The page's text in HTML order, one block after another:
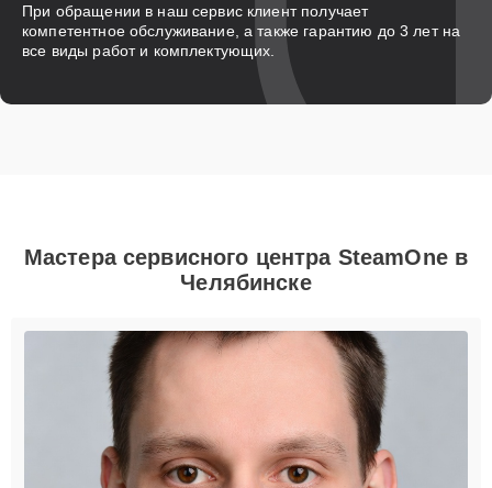
При обращении в наш сервис клиент получает
компетентное обслуживание, а также гарантию до 3 лет на
все виды работ и комплектующих.
Мастера сервисного центра SteamOne в
Челябинске